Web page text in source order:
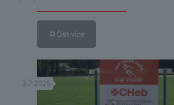
Číst více
3.7.2026